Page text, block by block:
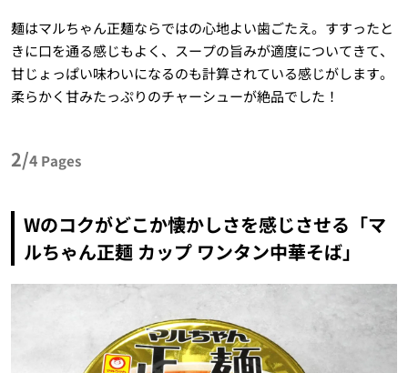
麺はマルちゃん正麺ならではの心地よい歯ごたえ。すすったと
きに口を通る感じもよく、スープの旨みが適度についてきて、
甘じょっぱい味わいになるのも計算されている感じがします。
柔らかく甘みたっぷりのチャーシューが絶品でした！
2/4 Pages
Wのコクがどこか懐かしさを感じさせる「マ
ルちゃん正麺 カップ ワンタン中華そば」